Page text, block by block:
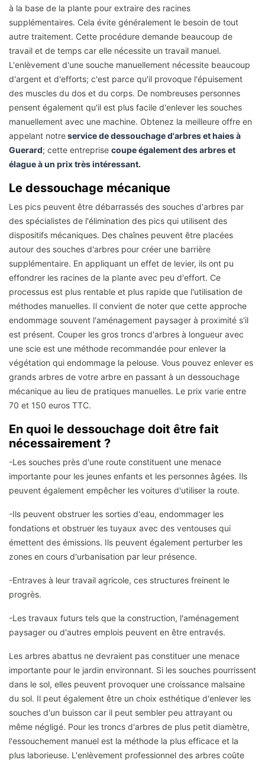
à la base de la plante pour extraire des racines
supplémentaires. Cela évite généralement le besoin de tout
autre traitement. Cette procédure demande beaucoup de
travail et de temps car elle nécessite un travail manuel.
L'enlèvement d'une souche manuellement nécessite beaucoup
d'argent et d'efforts; c'est parce qu'il provoque l'épuisement
des muscles du dos et du corps. De nombreuses personnes
pensent également qu'il est plus facile d'enlever les souches
manuellement avec une machine. Obtenez la meilleure offre en
appelant notreservice de dessouchage d'arbres et haies à
Guerard; cette entreprise coupe également des arbres et
élague à un prix très intéressant.
Le dessouchage mécanique
Les pics peuvent être débarrassés des souches d'arbres par
des spécialistes de l'élimination des pics qui utilisent des
dispositifs mécaniques. Des chaînes peuvent être placées
autour des souches d'arbres pour créer une barrière
supplémentaire. En appliquant un effet de levier, ils ont pu
effondrer les racines de la plante avec peu d'effort. Ce
processus est plus rentable et plus rapide que l'utilisation de
méthodes manuelles. Il convient de noter que cette approche
endommage souvent l'aménagement paysager à proximité s'il
est présent. Couper les gros troncs d'arbres à longueur avec
une scie est une méthode recommandée pour enlever la
végétation qui endommage la pelouse. Vous pouvez enlever es
grands arbres de votre arbre en passant à un dessouchage
mécanique au lieu de pratiques manuelles. Le prix varie entre
70 et 150 euros TTC.
En quoi le dessouchage doit être fait
nécessairement ?
-Les souches près d'une route constituent une menace
importante pour les jeunes enfants et les personnes âgées. Ils
peuvent également empêcher les voitures d'utiliser la route.
-Ils peuvent obstruer les sorties d'eau, endommager les
fondations et obstruer les tuyaux avec des ventouses qui
émettent des émissions. Ils peuvent également perturber les
zones en cours d'urbanisation par leur présence.
-Entraves à leur travail agricole, ces structures freinent le
progrès.
-Les travaux futurs tels que la construction, l'aménagement
paysager ou d'autres emplois peuvent en être entravés.
Les arbres abattus ne devraient pas constituer une menace
importante pour le jardin environnant. Si les souches pourrissent
dans le sol, elles peuvent provoquer une croissance malsaine
du sol. Il peut également être un choix esthétique d'enlever les
souches d'un buisson car il peut sembler peu attrayant ou
même négligé. Pour les troncs d'arbres de plus petit diamètre,
l'essouchement manuel est la méthode la plus efficace et la
plus laborieuse. L'enlèvement professionnel des arbres coûte